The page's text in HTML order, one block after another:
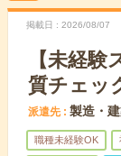
掲載日 2026/08/07
【未経
質チェッ
派遣先 製造・
職種未経験OK